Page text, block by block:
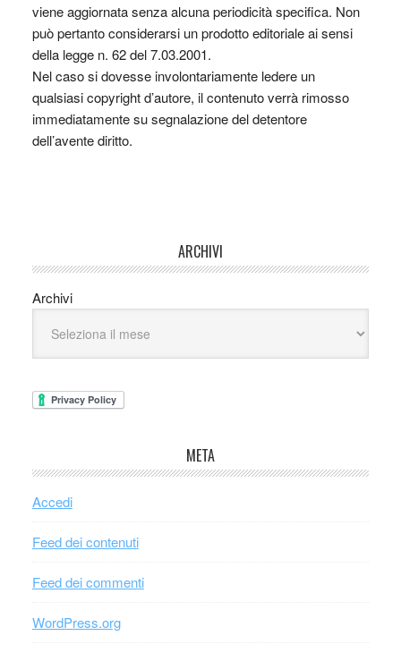
viene aggiornata senza alcuna periodicità specifica. Non
può pertanto considerarsi un prodotto editoriale ai sensi
della legge n. 62 del 7.03.2001.
Nel caso si dovesse involontariamente ledere un
qualsiasi copyright d’autore, il contenuto verrà rimosso
immediatamente su segnalazione del detentore
dell’avente diritto.
ARCHIVI
Archivi
META
Accedi
Feed dei contenuti
Feed dei commenti
WordPress.org